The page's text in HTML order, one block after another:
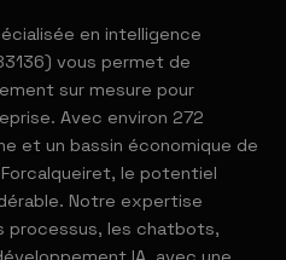
en intelligence
vous permet de
sur mesure pour
Avec environ 272
et un bassin économique de
le potentiel
Notre expertise
processus, les chatbots,